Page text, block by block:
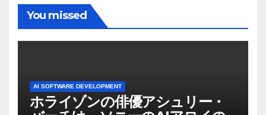
You missed
AI SOFTWARE DEVELOPMENT
ホライゾンの俳優アシュリー・